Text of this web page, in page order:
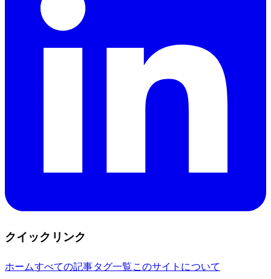
クイックリンク
ホームすべての記事タグ一覧 このサイトについて